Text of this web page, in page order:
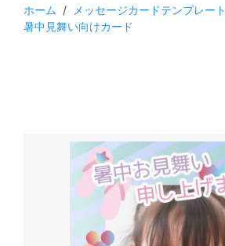
ホーム / メッセージカードテンプレート
暑中見舞い向けカード